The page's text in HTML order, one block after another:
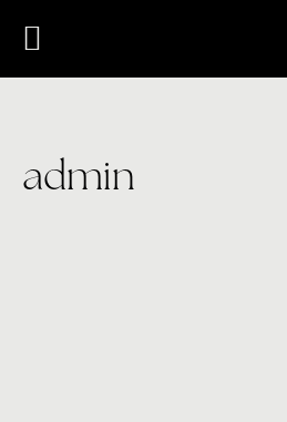
admin